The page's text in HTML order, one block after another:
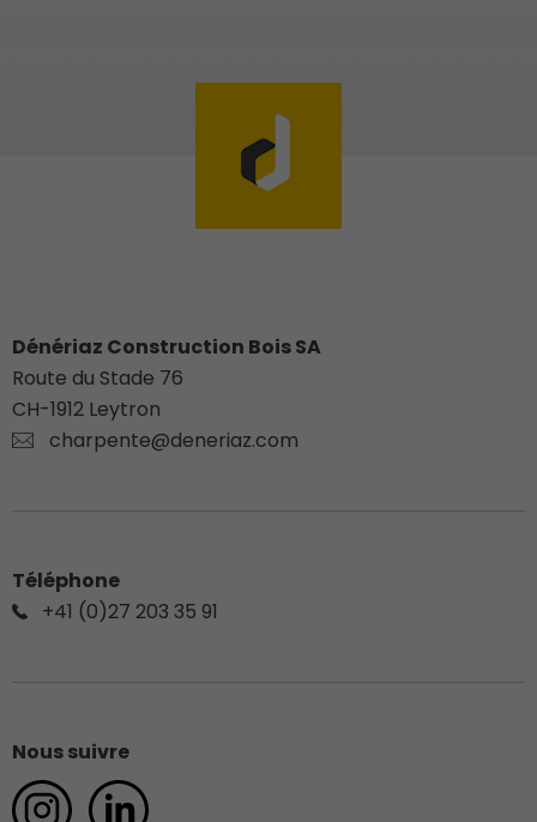
Dénériaz Construction Bois SA
Route du Stade 76
CH-1912 Leytron
charpente@deneriaz.com
Téléphone
+41 (0)27 203 35 91
Nous suivre